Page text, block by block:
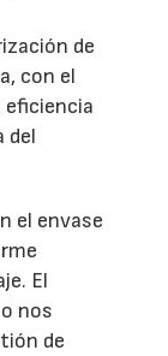
de
con el
eficiencia
del
el envase
El
nos
de